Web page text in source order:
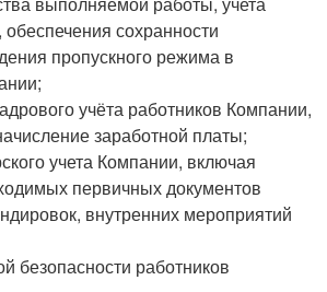
сохранности
пропускного режима в
учёта работников Компании,
заработной платы;
учета Компании, включая
первичных документов
внутренних мероприятий
безопасности работников